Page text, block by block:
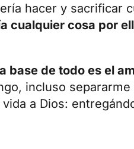
hacer y sacrificar
cualquier cosa por
base de todo es el
incluso separarme
a Dios: